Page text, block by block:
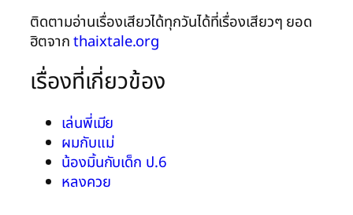
ติดตามอ่านเรื่องเสียวได้ทุกวันได้ที่เรื่องเสียวๆ ยอด
ฮิตจากthaixtale.org
เรื่องที่เกี่ยวข้อง
เล่นพี่เมีย
ผมกับแม่
น้องมิ้นกับเด็ก ป.6
หลงควย